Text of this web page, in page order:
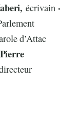
écrivain·
d’Attac